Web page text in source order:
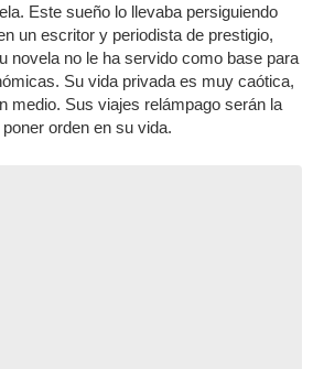
Este sueño lo llevaba persiguiendo
un escritor y periodista de prestigio,
novela no le ha servido como base para
Su vida privada es muy caótica,
medio. Sus viajes relámpago serán la
orden en su vida.